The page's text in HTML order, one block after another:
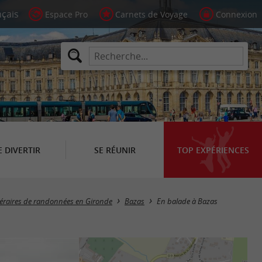
Espace Pro Carnets de Voyage Connexion
DIVERTIR SE RÉUNIR TOP EXPÉRIENCES
de randonnées en Gironde Bazas En balade à Bazas